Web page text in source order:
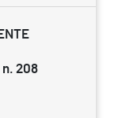
n. 208